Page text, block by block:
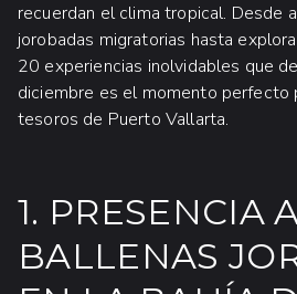
recuerdan el clima tropical. Desde
jorobadas migratorias hasta
20 experiencias inolvidables que
diciembre es el momento perfecto
tesoros de Puerto Vallarta.
1. PRESENCIA
BALLENAS